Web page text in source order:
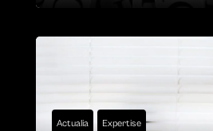
Actualia Expertise